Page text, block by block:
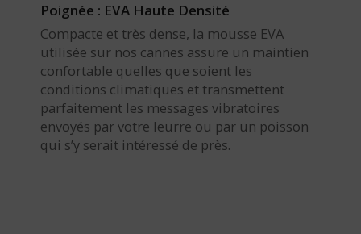
Poignée : EVA Haute Densité
Compacte et très dense, la mousse EVA
utilisée sur nos cannes assure un maintien
confortable quelles que soient les
conditions climatiques et transmettent
parfaitement les messages vibratoires
envoyés par votre leurre ou par un poisson
qui s’y serait intéressé de près.